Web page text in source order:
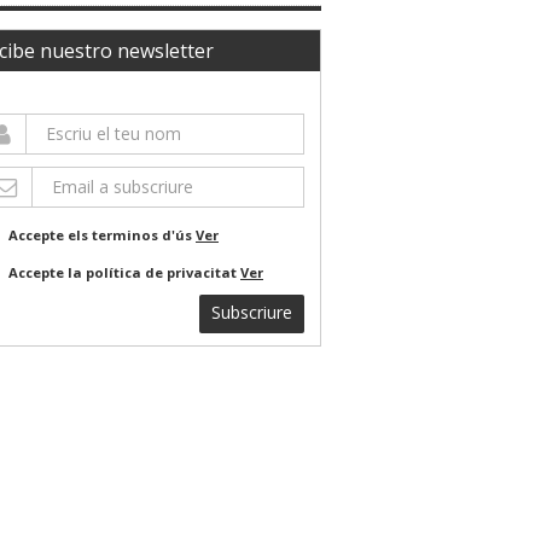
nuestro newsletter
Accepte els terminos d'ús Ver
Accepte la política de privacitat Ver
Subscriure